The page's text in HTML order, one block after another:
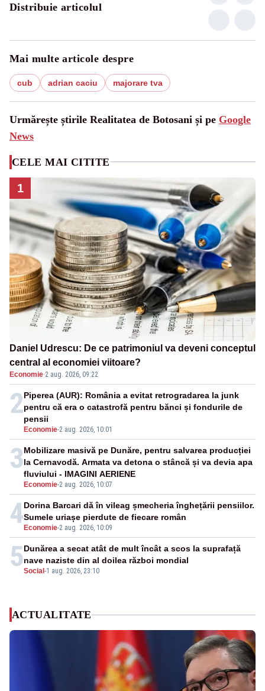
Distribuie articolul
Mai multe articole despre
cub adrian caciu majorare tva
Urmărește știrile Realitatea de Botosani și pe Google
News
CELE MAI CITITE
1
Daniel Udrescu: De ce patrimoniul va deveni conceptul
central al economiei viitoare?
Economie·2 aug. 2026, 09:22
2
Economie-2 aug. 2026, 10:01
Piperea (AUR): România a evitat retrogradarea la junk
pentru că era o catastrofă pentru bănci și fondurile de
pensii
3
Economie-2 aug. 2026, 10:07
Mobilizare masivă pe Dunăre, pentru salvarea producției
la Cernavodă. Armata va detona o stâncă și va devia apa
fluviului - IMAGINI AERIENE
4 Economie-2 aug. 2026, 10:09
Dorina Barcari dă în vileag șmecheria înghețării pensiilor.
Sumele uriașe pierdute de fiecare român
5Social -1 aug. 2026, 23:10
Dunărea a secat atât de mult încât a scos la suprafață
nave naziste din al doilea război mondial
ACTUALITATE